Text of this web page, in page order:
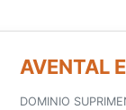
AVENTAL
DOMINIO